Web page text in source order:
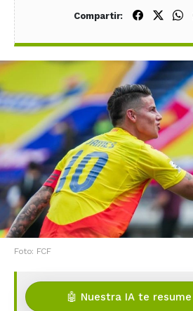
Compartir:
Foto: FCF
🤖 Nuestra IA te